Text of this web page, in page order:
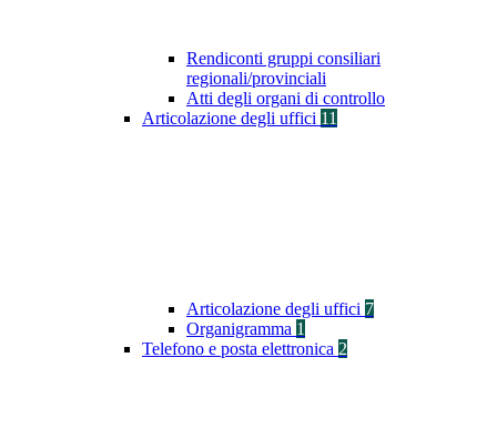
Rendiconti gruppi consiliari
regionali/provinciali
Atti degli organi di controllo
Articolazione degli uffici 11
Articolazione degli uffici 7
Organigramma 1
Telefono e posta elettronica 2